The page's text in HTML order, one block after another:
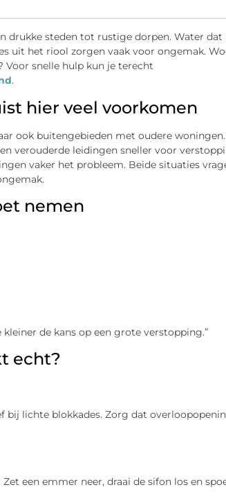
drukke steden tot rustige dorpen. Water
uit het riool zorgen vaak voor ongemak.
Voor snelle hulp kun je terecht
.
hier veel voorkomen
ook buitengebieden met oudere
verouderde leidingen sneller voor
vaker het probleem. Beide situaties
nemen
de kans op een grote verstopping.”
echt?
bij lichte blokkades. Zorg dat
een emmer neer, draai de sifon los en